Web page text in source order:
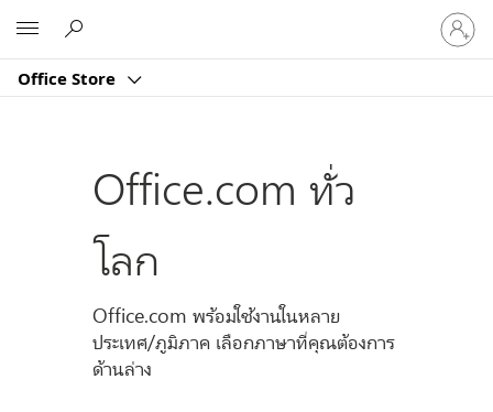
Office Store
ลงชื่อ
เข้า
บัญชี
Office.com ทั่ว
โลก
Office.com พร้อมใช้งานในหลาย
ประเทศ/ภูมิภาค เลือกภาษาที่คุณต้องการ
ด้านล่าง